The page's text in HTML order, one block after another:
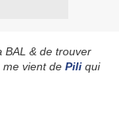
BAL & de trouver
vient de Pili qui